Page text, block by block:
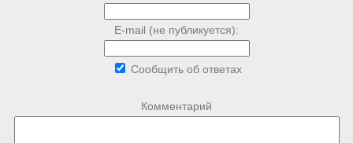
E-mail (не публикуется):
Сообщить об ответах
Комментарий